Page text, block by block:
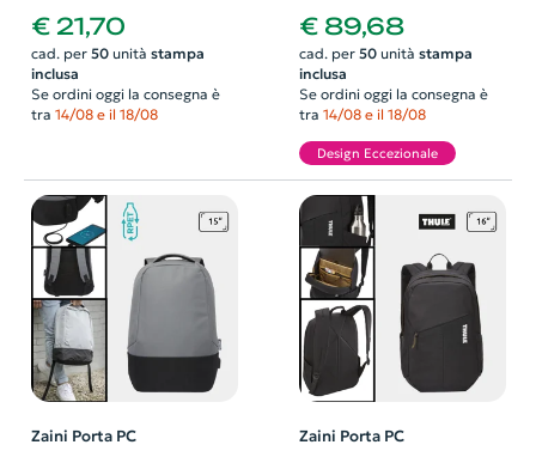
con tasca frontale dotata
di tecnologia RFID e
aggancio trolley
€ 21,70
cad. per 50unità stampa
inclusa
Se ordini oggi la consegna è
tra 14/08 e il 18/08
interne imbottite e
aggancio per trolley
€ 89,68
cad. per 50unità stampa
inclusa
Se ordini oggi la consegna è
tra 14/08 e il 18/08
Design Eccezionale
Zaini Porta PC Zaini Porta PC